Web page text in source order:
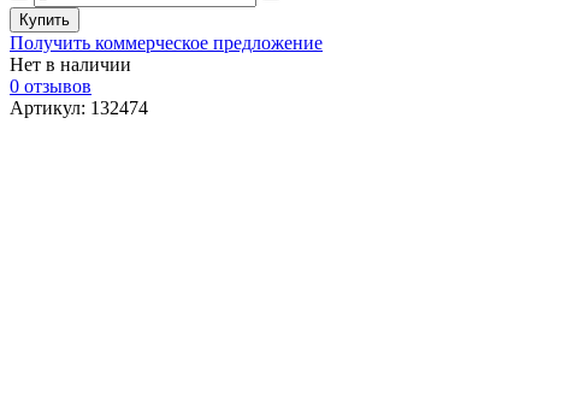
Получить коммерческое предложение
Нет в наличии
0 отзывов
Артикул: 132474